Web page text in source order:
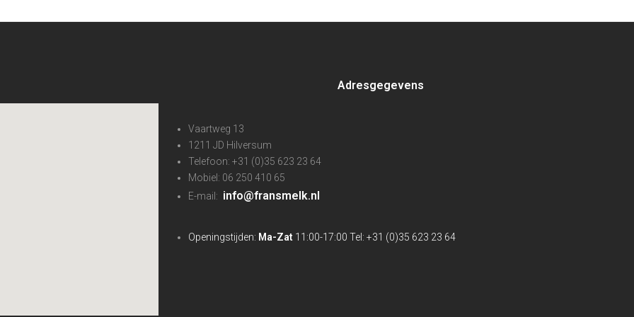
Adresgegevens
Vaartweg 13
1211 JD Hilversum
Telefoon: +31 (0)35 623 23 64
Mobiel: 06 250 410 65
E-mail: info@fransmelk.nl
Openingstijden: Ma-Zat 11:00-17:00 Tel: +31 (0)35 623 23 64